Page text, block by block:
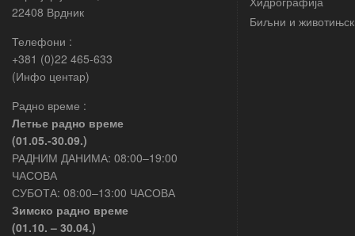
22408 Врдник
Телефони :
+381 (0)22 465-633
(Инфо центар)
Радно време :
Летње радно време
(01.05.-30.09.)
РАДНИМ ДАНИМА: 08:00–19:00
ЧАСОВА
СУБОТА: 08:00–13:00 ЧАСОВА
Зимско радно време
(01.10. – 30.04.)
Биљни и